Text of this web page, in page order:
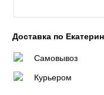
Доставка по
Самовывоз
Курьером